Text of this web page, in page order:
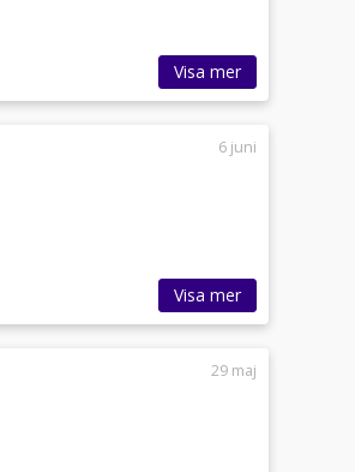
Visa mer
6 juni
Visa mer
29 maj